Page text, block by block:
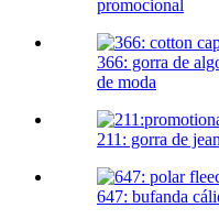
promocional
366: gorra de
de moda
211: gorra de
647: bufanda